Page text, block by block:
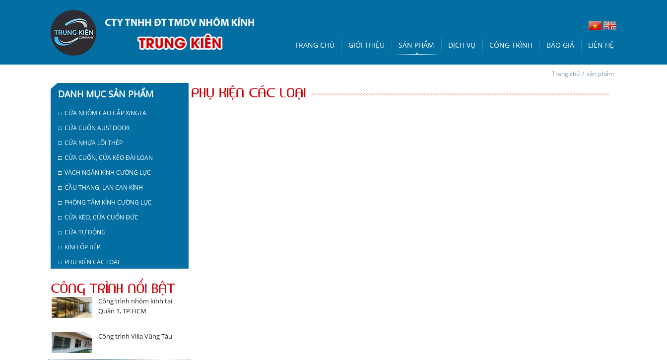
TRANG CHỦ GIỚI THIỆU SẢN PHẨM DỊCH VỤ CÔNG TRÌNH BÁO GIÁ LIÊN HỆ
Trang chủ / sản phẩm
DANH MỤC SẢN PHẨM
□ CỬA NHÔM CAO CẤP XINGFA
□ CỬA CUỐN AUSTDOOR
□ CỬA NHỰA LÕI THÉP
□ CỬA CUỐN, CỬA KÉO ĐÀI LOAN
□ VÁCH NGĂN KÍNH CƯỜNG LỰC
□ CẦU THANG, LAN CAN KÍNH
□ PHÒNG TẮM KÍNH CƯỜNG LỰC
□ CỬA KÉO, CỬA CUỐN ĐỨC
□ CỬA TỰ ĐỘNG
□ KÍNH ỐP BẾP
□ PHỤ KIỆN CÁC LOẠI
CÔNG TRÌNH NỔI BẬT
Công trình nhôm kính tại
Quận 1, TP.HCM
Công trình Villa Vũng Tàu
PHỤ KIỆN CÁC LOẠI